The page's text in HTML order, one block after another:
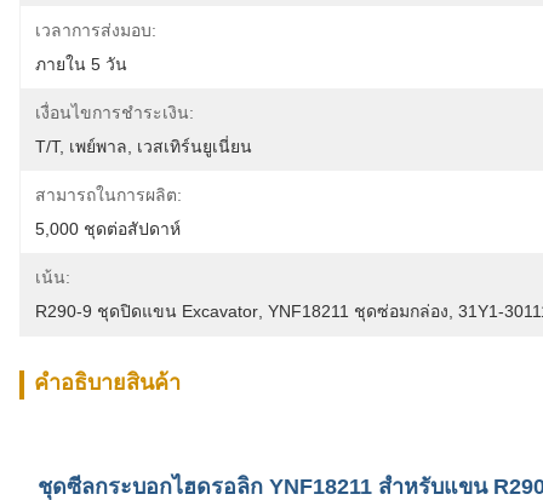
เวลาการส่งมอบ:
ภายใน 5 วัน
เงื่อนไขการชำระเงิน:
T/T, เพย์พาล, เวสเทิร์นยูเนี่ยน
สามารถในการผลิต:
5,000 ชุดต่อสัปดาห์
เน้น:
R290-9 ชุดปิดแขน Excavator YNF18211 ชุดซ่อมกล่อง 31Y1-
คําอธิบายสินค้า
ชุดซีลกระบอกไฮดรอลิก YNF18211 สำหรับแขน